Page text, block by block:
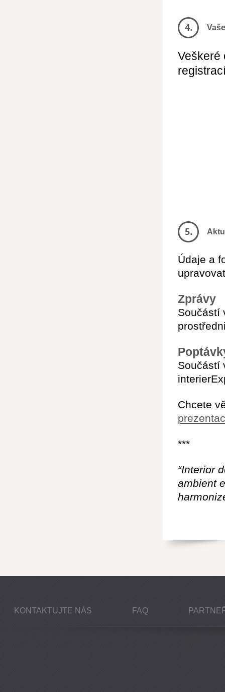
Veškeré
Údaje a
Zprávy
Součástí
Součástí
Chcete
***
“Interior
ambient
KONTAKTUJTE NÁS FAQ